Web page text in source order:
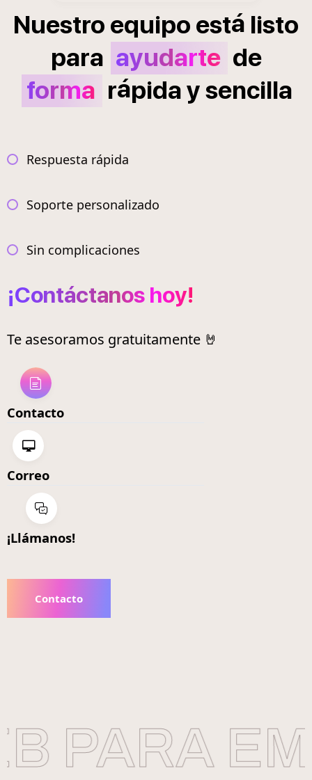
Nuestro equipo está listo
para ayudarte de
forma rápidaysencilla
Respuesta rápida
Soporte personalizado
Sin complicaciones
¡Contáctanos hoy!
Te asesoramos gratuitamente 🤘
Contacto
Correo
¡Llámanos!
Contacto
PARA